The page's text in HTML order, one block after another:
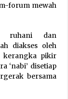
forum mewah
ruhani dan
diakses oleh
kerangka pikir
‘nabi’ disetiap
bersama